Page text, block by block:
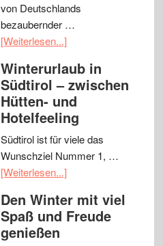
von Deutschlands
bezaubernder …
[Weiterlesen...]
Winterurlaub in
Südtirol – zwischen
Hütten- und
Hotelfeeling
Südtirol ist für viele das
Wunschziel Nummer 1, …
[Weiterlesen...]
Den Winter mit viel
Spaß und Freude
genießen